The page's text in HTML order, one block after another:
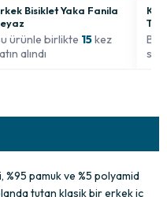
Bisiklet Yaka Fanila
ürünle birlikte 15kez
alındı
Bu
pamuk ve %5 polyamid
tutan klasik bir erkek iç